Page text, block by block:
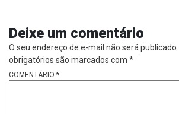
Deixe um comentário
O seu endereço de e-mail não será publicado.
obrigatórios são marcados com *
COMENTÁRIO *